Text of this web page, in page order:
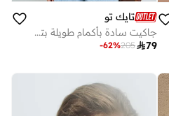
تايك تو
جاكيت سادة بأكمام طويلة بتفاصيل جيوب وياقة مزينة بالخرز للنساء
79
205
-62%